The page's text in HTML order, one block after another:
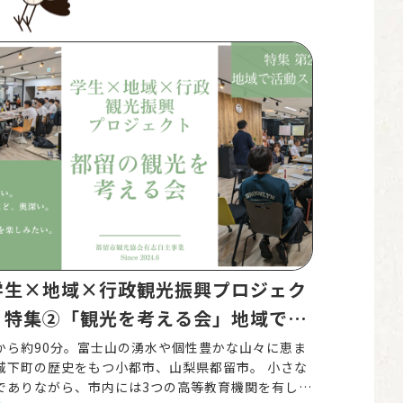
生×地域×行政観光振興プロジェク
集②「観光を考える会」地域での
スタート
ら約90分。富士山の湧水や個性豊かな山々に恵ま
下町の歴史をもつ小都市、山梨県都留市。 小さな
ありながら、市内には3つの高等教育機関を有して